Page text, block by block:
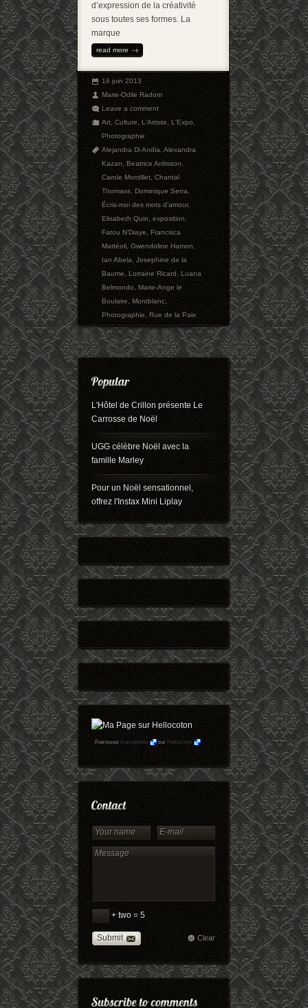
d’expression de la créativité
sous toutes ses formes. La
marque
read more
16 juin 2013
Marie-Odile Radom
Leave a comment
Art,Culture,L'Artiste,L'Expo,
Photographie
Alejandra Di Andia,Alexandra
Kazan,Beatrice Ardisson,
Carole Montillet,Chantal
Thomass,Dominique Serra,
Écris-moi des mots d'amour,
Elisabeth Quin,exposition,
Fatou N’Diaye,Francisca
Mattéoli,Gwendoline Hamon,
Ian Abela,Josephine de la
Baume,Lorraine Ricard,Luana
Belmondo,Marie-Ange le
Boulaire,Montblanc,
Photographie,Rue de la Paix
L'Hôtel de Crillon présente Le
Carrosse de Noël
UGG célèbre Noël avec la
famille Marley
Pour un Noël sensationnel,
offrez l'Instax Mini Liplay
Retrouvezmaryophoto surHellocoton
+ two = 5
Submit Clear